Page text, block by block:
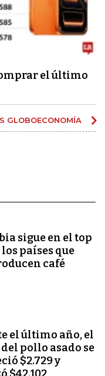
el último
GLOBOECONOMÍA
sigue en el top
países que
café
el último año, el
pollo asado se
$2.729 y